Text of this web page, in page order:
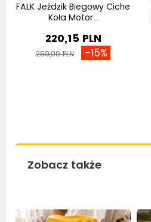
FALK Jeździk Biegowy Ciche
Koła Motor...
220,15 PLN
259,00 PLN -15%
Zobacz także